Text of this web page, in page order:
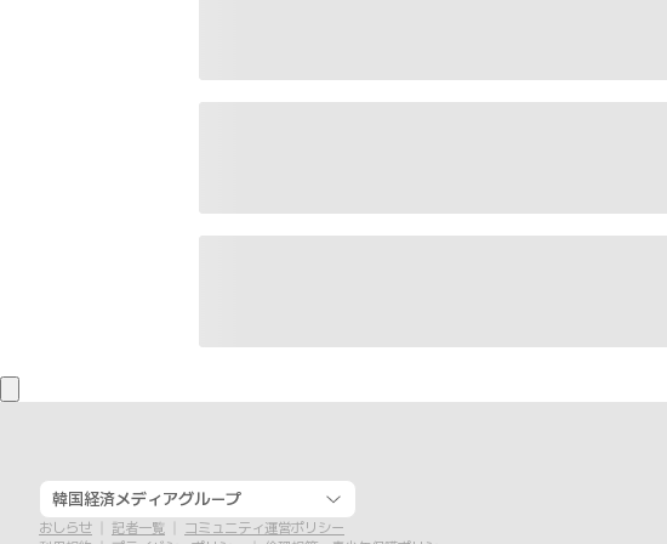
韓国経済メディアグループ
おしらせ 記者一覧
コミュニティ運営ポリシー